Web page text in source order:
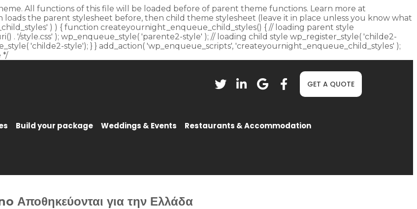
All functions of this file will be loaded before of parent theme functions. Learn more at
loads the parent stylesheet before, then child theme stylesheet (leave it in place unless you know what
) ) { function createyournight_enqueue_child_styles() { // loading parent style
. '/style.css' ); wp_enqueue_style( 'parente2-style' ); // loading child style wp_register_style( 'childe2-
'childe2-style'); } } add_action( 'wp_enqueue_scripts', 'createyournight_enqueue_child_styles' );
*/
GET A QUOTE
Build your package Weddings & Events Restaurants & Accommodation
Αποθηκεύονται για την Ελλάδα